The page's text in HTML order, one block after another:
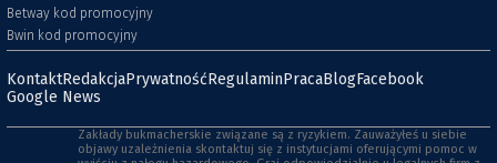
Betway kod promocyjny
Bwin kod promocyjny
KontaktRedakcjaPrywatnośćRegulaminPracaBlogFacebook
Google News
Zakłady bukmacherskie związane są z ryzykiem. Zauważyłeś u siebie
objawy uzależnienia skontaktuj się z instytucjami oferującymi pomoc w